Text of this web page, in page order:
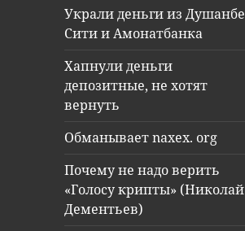
Украли деньги из Душанбе
Сити и Амонатбанка
Хапнули деньги
депозитные, не хотят
вернуть
Обманывает naxex. org
Почему не надо верить
«Голосу крипты» (Николай
Дементьев)